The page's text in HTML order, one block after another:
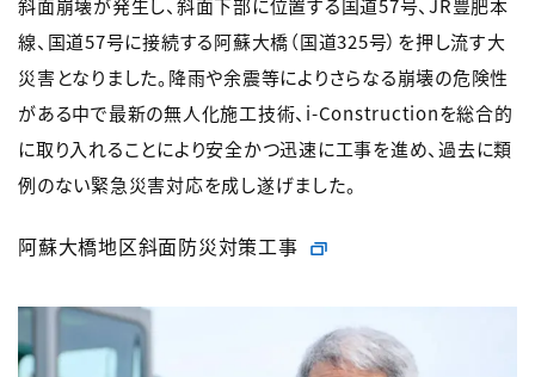
斜面崩壊が発生し、斜面下部に位置する国道57号、JR豊肥本
線、国道57号に接続する阿蘇大橋（国道325号）を押し流す大
災害となりました。降雨や余震等によりさらなる崩壊の危険性
がある中で最新の無人化施工技術、i-Constructionを総合的
に取り入れることにより安全かつ迅速に工事を進め、過去に類
例のない緊急災害対応を成し遂げました。
阿蘇大橋地区斜面防災対策工事